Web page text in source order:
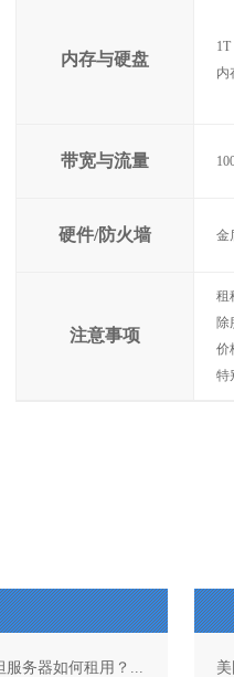
内存与硬盘
内
带宽与流量
硬件/防火墙 金
注意事项
租
除
价
特
服务器如何租用？...